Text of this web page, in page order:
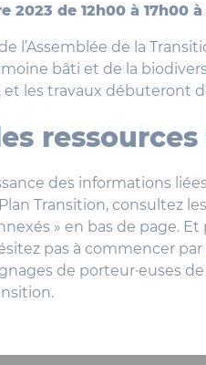
2023 de 12h00 à 17h00
l’Assemblée de la
bâti et de la
et les travaux débuteront
des informations
Transition, consultez
» en bas de page.
pas à commencer
de porteur·euses